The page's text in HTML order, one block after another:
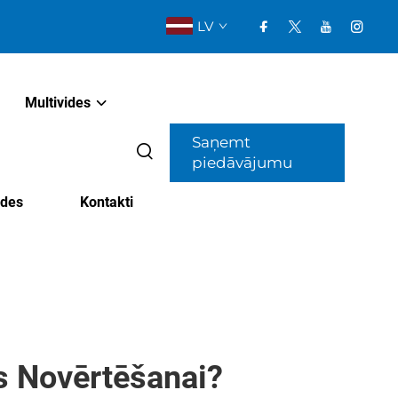
LV
Multivides
Kontakti
Saņemt
piedāvājumu
Novērtēšanai?